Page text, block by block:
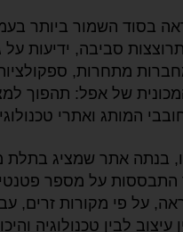
בסוד השמור ביותר
סביבה, ידיעות על
מתחרות,
של אפל: תהפוך
המותג ואתרי
בנתה אתר שמציג בתלת
התבססות על מספר
על פי מקורות זרים,
עיצוב לבין טכנולוגיה